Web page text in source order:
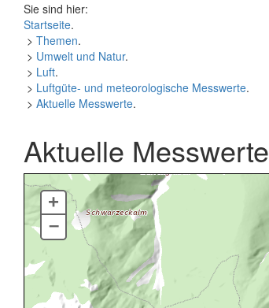
Sie sind hier:
Startseite.
> Themen.
> Umwelt und Natur.
> Luft.
> Luftgüte- und meteorologische Messwerte.
> Aktuelle Messwerte.
Aktuelle Messwerte
+
–